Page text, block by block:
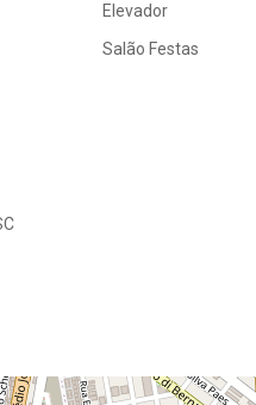
Elevador
Salão Festas